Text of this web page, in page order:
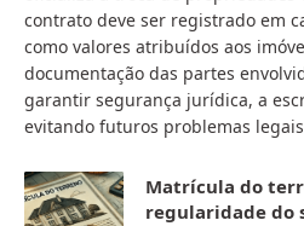
contrato deve ser registrado em
como valores atribuídos aos
documentação das partes
garantir segurança jurídica, a
evitando futuros problemas
Matrícula do
regularidade do